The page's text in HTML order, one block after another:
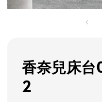
香奈兒床
2